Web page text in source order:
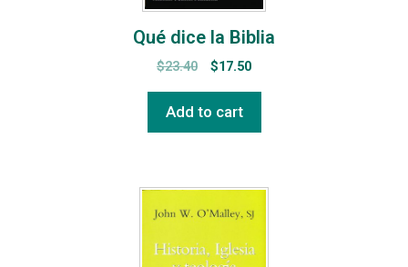
Qué dice la Biblia
$23.40 $17.50
Add to cart